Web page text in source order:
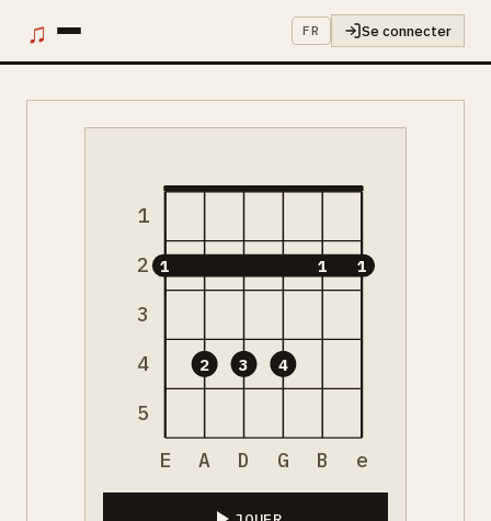
♫ FR Se connecter
1
2
3
4
5
1
2 3 4
1 1
E A D G B e